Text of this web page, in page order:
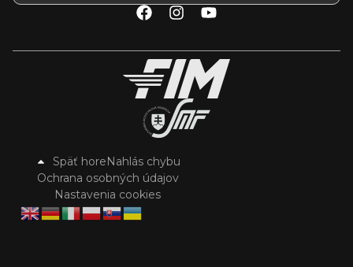
Späť horeNahlás chybu
Ochrana osobných údajov
Nastavenia cookies